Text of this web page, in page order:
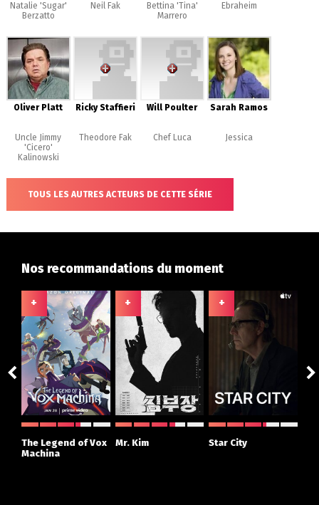
Natalie 'Sugar'
Berzatto
Neil Fak
Bettina 'Tina'
Marrero
Ebraheim
Oliver Platt
Uncle Jimmy
'Cicero'
Kalinowski
Ricky Staffieri
Theodore Fak
Will Poulter
Chef Luca
Sarah Ramos
Jessica
TOUS LES AUTRES ACTEURS DE CETTE SÉRIE
Nos recommandations du moment
+
The Legend of Vox
Machina
+
Mr. Kim
+
Star City